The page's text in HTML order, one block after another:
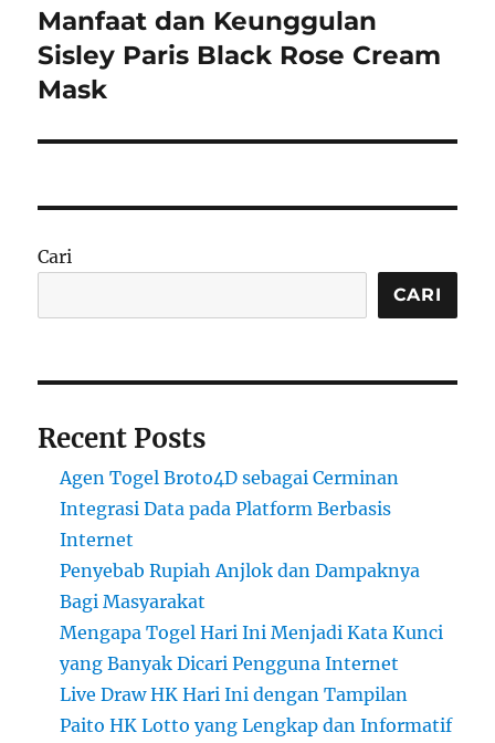
Next
post:
Manfaat dan Keunggulan
Sisley Paris Black Rose Cream
Mask
Cari
CARI
Recent Posts
Agen Togel Broto4D sebagai Cerminan
Integrasi Data pada Platform Berbasis
Internet
Penyebab Rupiah Anjlok dan Dampaknya
Bagi Masyarakat
Mengapa Togel Hari Ini Menjadi Kata Kunci
yang Banyak Dicari Pengguna Internet
Live Draw HK Hari Ini dengan Tampilan
Paito HK Lotto yang Lengkap dan Informatif